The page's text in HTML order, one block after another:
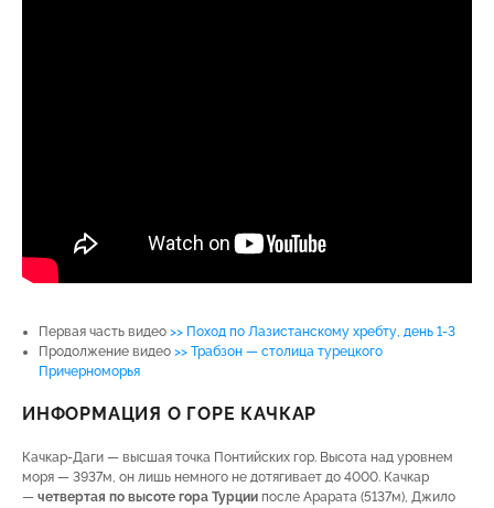
Первая часть видео >> Поход по Лазистанскому хребту, день 1-3
Продолжение видео >> Трабзон — столица турецкого
Причерноморья
ИНФОРМАЦИЯ О ГОРЕ КАЧКАР
Качкар-Даги — высшая точка Понтийских гор. Высота над уровнем
моря — 3937м, он лишь немного не дотягивает до 4000. Качкар
— четвертая по высоте гора Турции после Арарата (5137м), Джило